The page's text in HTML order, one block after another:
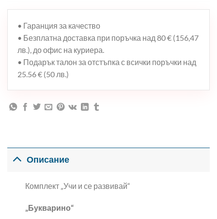
• Гаранция за качество
• Безплатна доставка при поръчка над 80 € (156,47
лв.), до офис на куриера.
• Подарък талон за отстъпка с всички поръчки над
25.56 € (50 лв.)
Описание
Комплект „Учи и се развивай“
„Букварино“